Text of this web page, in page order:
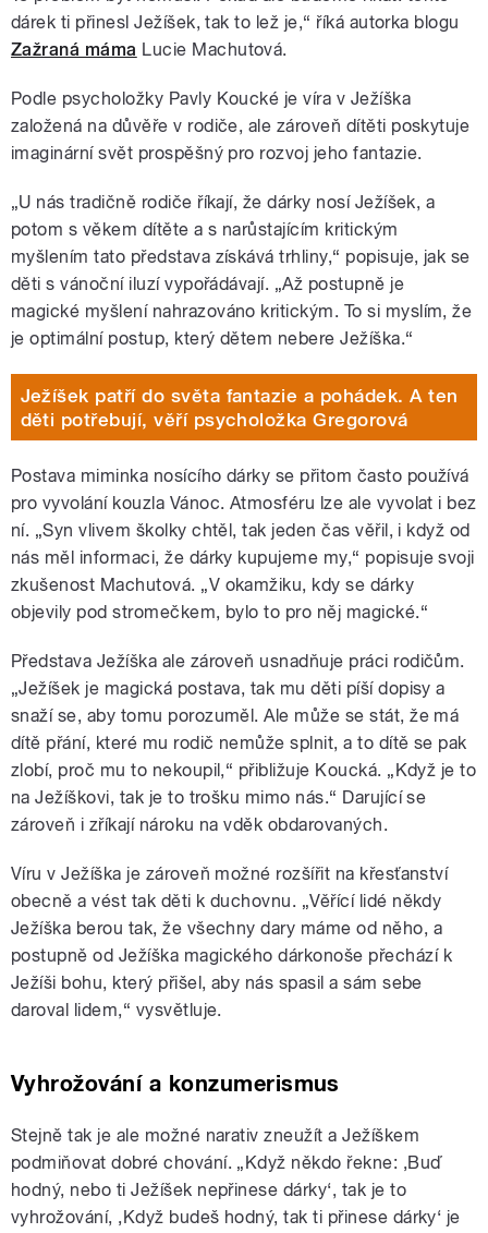
dárek ti přinesl Ježíšek, tak to lež je,“ říká autorka blogu
Zažraná máma Lucie Machutová.
Podle psycholožky Pavly Koucké je víra v Ježíška
založená na důvěře v rodiče, ale zároveň dítěti poskytuje
imaginární svět prospěšný pro rozvoj jeho fantazie.
„U nás tradičně rodiče říkají, že dárky nosí Ježíšek, a
potom s věkem dítěte a s narůstajícím kritickým
myšlením tato představa získává trhliny,“ popisuje, jak se
děti s vánoční iluzí vypořádávají. „Až postupně je
magické myšlení nahrazováno kritickým. To si myslím, že
je optimální postup, který dětem nebere Ježíška.“
Ježíšek patří do světa fantazie a pohádek. A ten
děti potřebují, věří psycholožka Gregorová
Postava miminka nosícího dárky se přitom často používá
pro vyvolání kouzla Vánoc. Atmosféru lze ale vyvolat i bez
ní. „Syn vlivem školky chtěl, tak jeden čas věřil, i když od
nás měl informaci, že dárky kupujeme my,“ popisuje svoji
zkušenost Machutová. „V okamžiku, kdy se dárky
objevily pod stromečkem, bylo to pro něj magické.“
Představa Ježíška ale zároveň usnadňuje práci rodičům.
„Ježíšek je magická postava, tak mu děti píší dopisy a
snaží se, aby tomu porozuměl. Ale může se stát, že má
dítě přání, které mu rodič nemůže splnit, a to dítě se pak
zlobí, proč mu to nekoupil,“ přibližuje Koucká. „Když je to
na Ježíškovi, tak je to trošku mimo nás.“ Darující se
zároveň i zříkají nároku na vděk obdarovaných.
Víru v Ježíška je zároveň možné rozšířit na křesťanství
obecně a vést tak děti k duchovnu. „Věřící lidé někdy
Ježíška berou tak, že všechny dary máme od něho, a
postupně od Ježíška magického dárkonoše přechází k
Ježíši bohu, který přišel, aby nás spasil a sám sebe
daroval lidem,“ vysvětluje.
Vyhrožování a konzumerismus
Stejně tak je ale možné narativ zneužít a Ježíškem
podmiňovat dobré chování. „Když někdo řekne: ‚Buď
hodný, nebo ti Ježíšek nepřinese dárky‘, tak je to
vyhrožování, ‚Když budeš hodný, tak ti přinese dárky‘ je